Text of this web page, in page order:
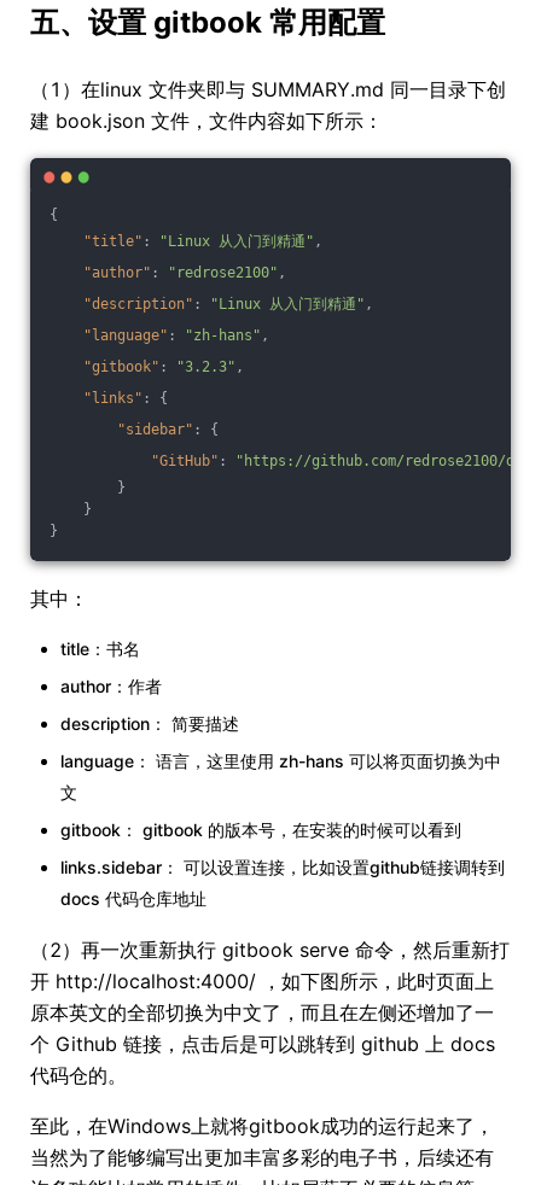
五、设置 gitbook 常用配置
（1）在linux 文件夹即与 SUMMARY.md 同一目录下创
建 book.json 文件，文件内容如下所示：
{
"title" : "Linux 从入门到精通" ,
"author" : "redrose2100" ,
"description" : "Linux 从入门到精通" ,
"language" : "zh-hans" ,
"gitbook" : "3.2.3" ,
"links" : {
"sidebar" : {
"GitHub" :
"https://github.com/redrose2100/
}
}
}
其中：
title：书名
author：作者
description： 简要描述
language： 语言，这里使用 zh-hans 可以将页面切换为中
文
gitbook： gitbook 的版本号，在安装的时候可以看到
links.sidebar： 可以设置连接，比如设置github链接调转到
docs 代码仓库地址
（2）再一次重新执行 gitbook serve 命令，然后重新打
开 http://localhost:4000/ ，如下图所示，此时页面上
原本英文的全部切换为中文了，而且在左侧还增加了一
个 Github 链接，点击后是可以跳转到 github 上 docs
代码仓的。
至此，在Windows上就将gitbook成功的运行起来了，
当然为了能够编写出更加丰富多彩的电子书，后续还有